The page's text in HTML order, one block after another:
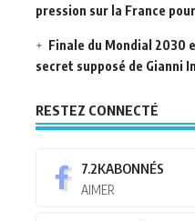
pression sur la France
Finale du Mondial 2030
secret supposé de Gianni
RESTEZ CONNECTÉ
7.2KABONNÉS
AIMER